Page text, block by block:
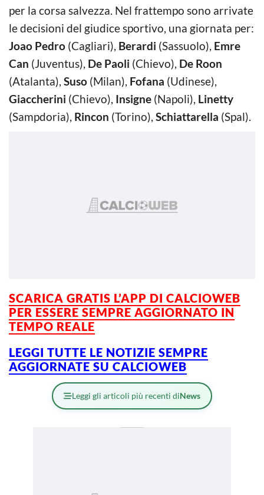
per la corsa salvezza. Nel frattempo sono arrivate
le decisioni del giudice sportivo, una giornata per:
Joao Pedro (Cagliari), Berardi (Sassuolo), Emre
Can (Juventus), De Paoli (Chievo), De Roon
(Atalanta), Suso (Milan), Fofana (Udinese),
Giaccherini (Chievo), Insigne (Napoli), Linetty
(Sampdoria), Rincon (Torino), Schiattarella (Spal).
SCARICA GRATIS L’APP DI CALCIOWEB
PER ESSERE SEMPRE AGGIORNATO IN
TEMPO REALE
LEGGI TUTTE LE NOTIZIE SEMPRE
AGGIORNATE SU CALCIOWEB
Leggi gli articoli più recenti diNews